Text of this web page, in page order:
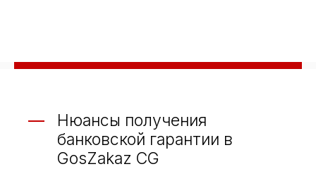
Нюансы получения
банковской гарантии в
GosZakaz CG